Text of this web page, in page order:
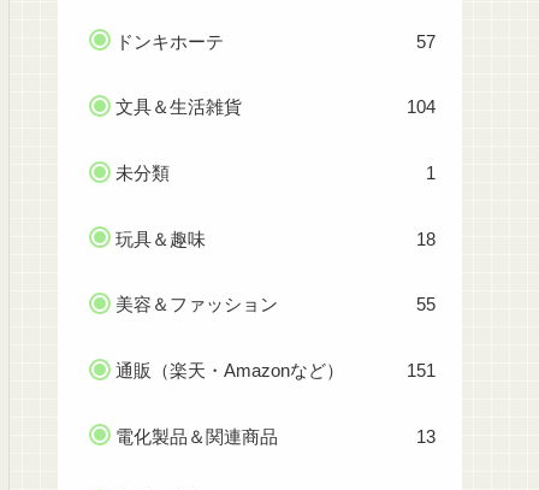
ドンキホーテ 57
文具＆生活雑貨 104
未分類 1
玩具＆趣味 18
美容＆ファッション 55
通販（楽天・Amazonなど） 151
電化製品＆関連商品 13